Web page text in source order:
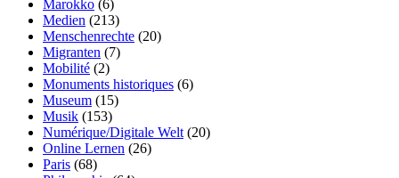
Marokko (6)
Medien (213)
Menschenrechte (20)
Migranten (7)
Mobilité (2)
Monuments historiques (6)
Museum (15)
Musik (153)
Numérique/Digitale Welt (20)
Online Lernen (26)
Paris (68)